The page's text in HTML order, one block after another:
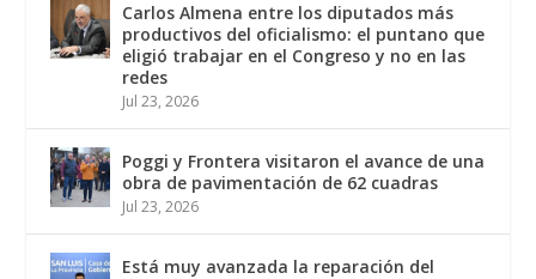
Carlos Almena entre los diputados más
productivos del oficialismo: el puntano que
eligió trabajar en el Congreso y no en las
redes
Jul 23, 2026
Poggi y Frontera visitaron el avance de una
obra de pavimentación de 62 cuadras
Jul 23, 2026
Está muy avanzada la reparación del